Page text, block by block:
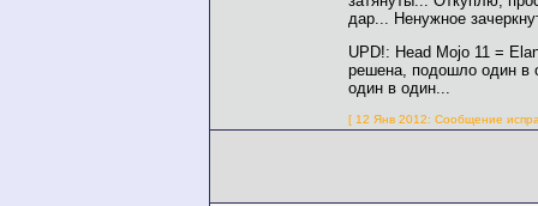
дар... Ненужное
UPD!: Head Mojo 11 =
решена, подошло один в
один в один...
[ 12 Янв 2012: Сообщение